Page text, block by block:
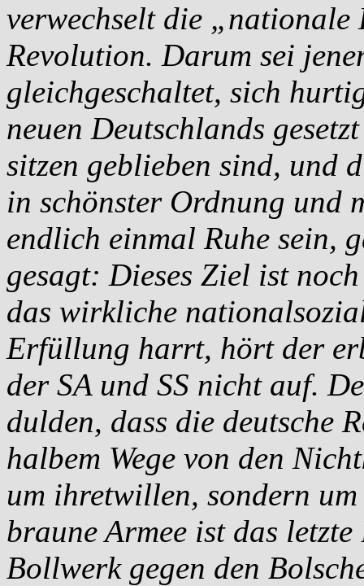
verwechselt die „nationale
Revolution. Darum sei
gleichgeschaltet, sich
neuen Deutschlands
sitzen geblieben sind, und
in schönster Ordnung und
endlich einmal Ruhe sein,
gesagt: Dieses Ziel ist
das wirkliche
Erfüllung harrt, hört der
der SA und SS nicht auf.
dulden, dass die deutsche
halbem Wege von den
um ihretwillen, sondern
braune Armee ist das
Bollwerk gegen den